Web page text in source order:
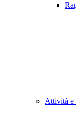
Attività e